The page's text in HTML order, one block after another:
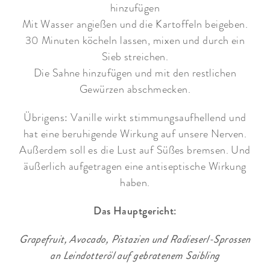
hinzufügen
Mit Wasser angießen und die Kartoffeln beigeben.
30 Minuten köcheln lassen, mixen und durch ein
Sieb streichen.
Die Sahne hinzufügen und mit den restlichen
Gewürzen abschmecken.
Übrigens: Vanille wirkt stimmungsaufhellend und
hat eine beruhigende Wirkung auf unsere Nerven.
Außerdem soll es die Lust auf Süßes bremsen. Und
äußerlich aufgetragen eine antiseptische Wirkung
haben.
Das Hauptgericht:
Grapefruit, Avocado, Pistazien und Radieserl-Sprossen
an Leindotteröl auf gebratenem Saibling